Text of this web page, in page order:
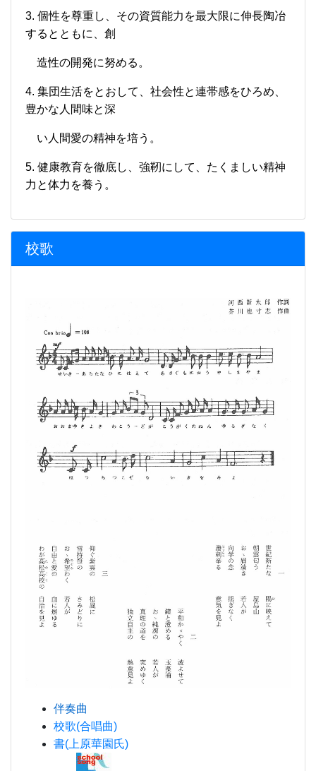
3. 個性を尊重し、その資質能力を最大限に伸長陶冶
するとともに、創
造性の開発に努める。
4. 集団生活をとおして、社会性と連帯感をひろめ、
豊かな人間味と深
い人 間愛の精神を培う。
5. 健康教育を徹底し、強靭にして、たくましい精神
力と体力を養う。
校歌
伴奏曲
校歌(合唱曲)
書(上原華園氏)